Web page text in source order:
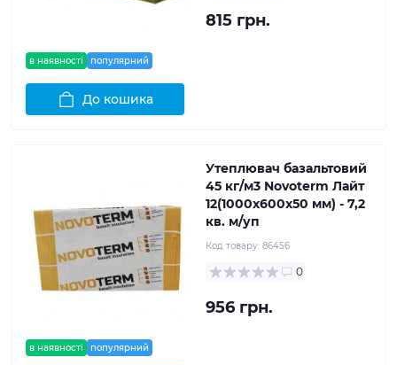
в наявності популярний
815 грн.
До кошика
в наявності популярний
Утеплювач базальтовий
45 кг/м3 Novoterm Лайт
12(1000x600x50 мм) - 7,2
кв. м/уп
Код товару: 86456
0
956 грн.